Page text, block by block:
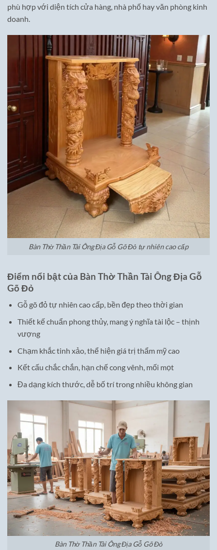
phù hợp với diện tích cửa hàng, nhà phố hay văn phòng kinh
doanh.
Bàn Thờ Thần Tài Ông Địa Gỗ Gõ Đỏ tự nhiên cao cấp
Điểm nổi bật của Bàn Thờ Thần Tài Ông Địa Gỗ
Gõ Đỏ
Gỗ gõ đỏ tự nhiên cao cấp, bền đẹp theo thời gian
Thiết kế chuẩn phong thủy, mang ý nghĩa tài lộc – thịnh
vượng
Chạm khắc tinh xảo, thể hiện giá trị thẩm mỹ cao
Kết cấu chắc chắn, hạn chế cong vênh, mối mọt
Đa dạng kích thước, dễ bố trí trong nhiều không gian
Bàn Thờ Thần Tài Ông Địa Gỗ Gõ Đỏ